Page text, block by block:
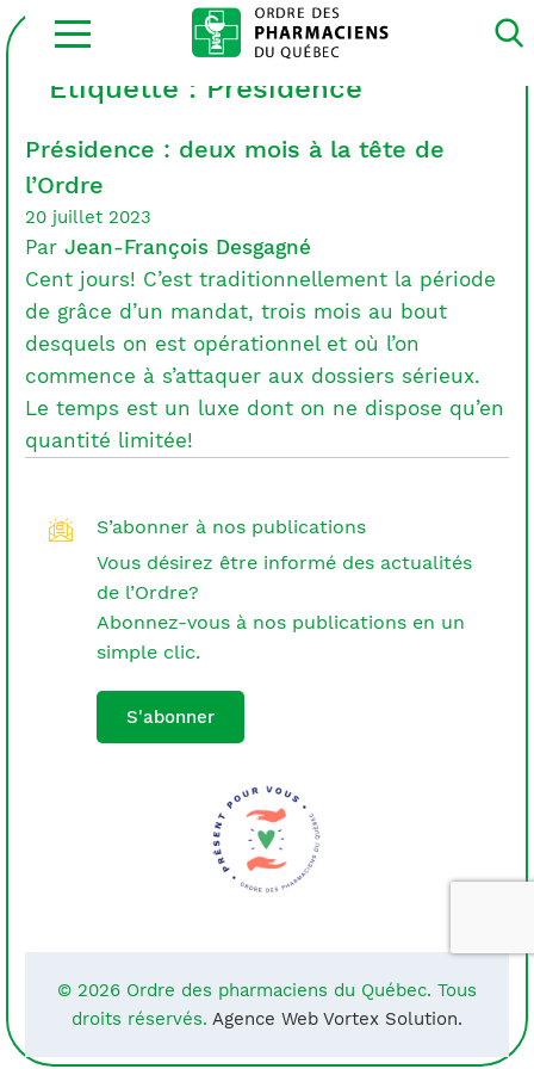
Ouvrir
la
site
Étiquette : Présidence
Présidence : deux mois à la tête de
l’Ordre
20 juillet 2023
Par Jean-François Desgagné
Cent jours! C’est traditionnellement la période
de grâce d’un mandat, trois mois au bout
desquels on est opérationnel et où l’on
commence à s’attaquer aux dossiers sérieux.
Le temps est un luxe dont on ne dispose qu’en
quantité limitée!
S’abonner à nos publications
Vous désirez être informé des actualités
de l’Ordre?
Abonnez-vous à nos publications en un
simple clic.
S'abonner
© 2026 Ordre des pharmaciens du Québec. Tous
droits réservés. Agence Web Vortex Solution.